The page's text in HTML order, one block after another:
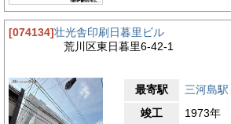
[074134]壮光舎印刷日暮里ビル
荒川区東日暮里6-42-1
最寄駅 三河島駅
竣工
1973年